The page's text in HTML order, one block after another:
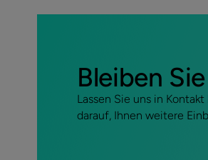
Bleiben
Lassen Sie uns in
darauf, Ihnen weitere